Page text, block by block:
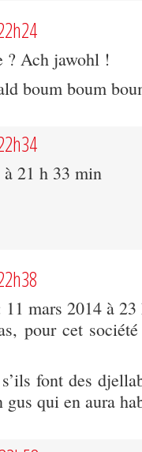
Ach jawohl !
boum boum
21 h 33 min
mars 2014 à
pour cet société
font des
qui en aura